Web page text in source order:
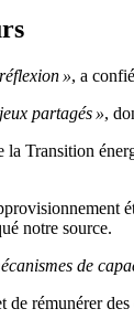
», a
partagés »,
la Transition
notre source.
de
rémunérer